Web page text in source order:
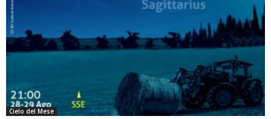
Cielo del Mese